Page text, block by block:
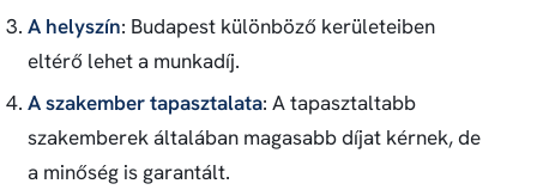
A helyszín: Budapest különböző kerületeiben
eltérő lehet a munkadíj.
A szakember tapasztalata: A tapasztaltabb
szakemberek általában magasabb díjat kérnek, de
a minőség is garantált.